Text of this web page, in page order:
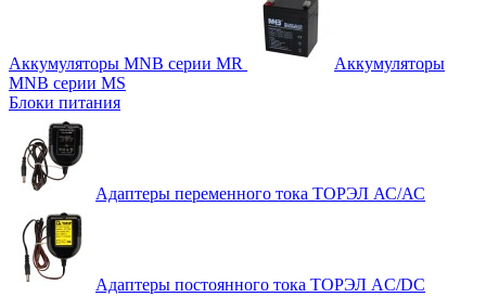
Аккумуляторы MNB серии MR
Аккумуляторы
MNB серии MS
Блоки питания
Адаптеры переменного тока ТОРЭЛ АС/АС
Адаптеры постоянного тока ТОРЭЛ AC/DC